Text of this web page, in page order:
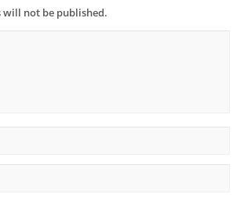
will not be published.